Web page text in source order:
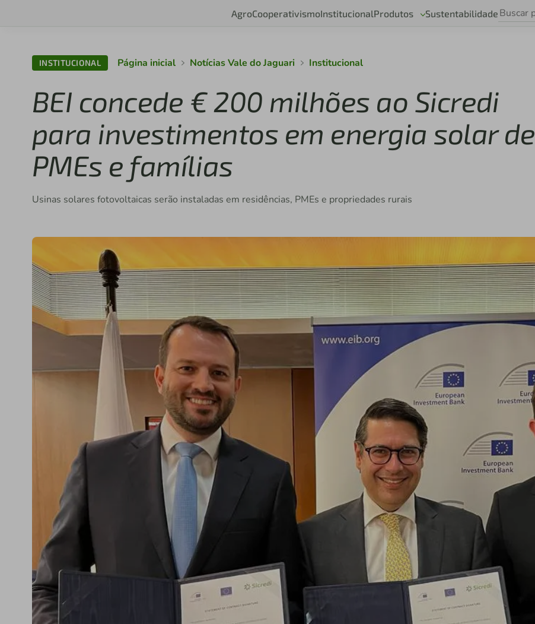
AgroCooperativismoInstitucionalProdutos Sustentabilidade
INSTITUCIONAL Página inicial Notícias Vale do Jaguari Institucional
BEI concede € 200 milhões ao Sicredi
para investimentos em energia solar de
PMEs e famílias
Usinas solares fotovoltaicas serão instaladas em residências, PMEs e propriedades rurais